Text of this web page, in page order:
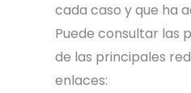
cada caso y que ha
Puede consultar las
de las principales
enlaces: